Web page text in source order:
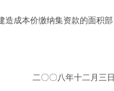
成本价缴纳集资款的面积部
二〇〇八年十二月三日